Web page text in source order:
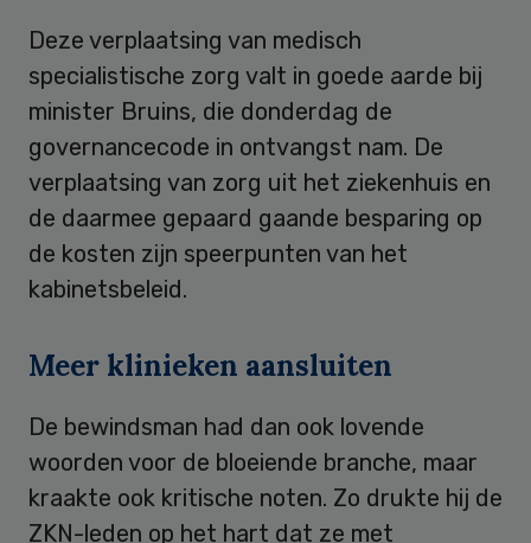
Deze verplaatsing van medisch
specialistische zorg valt in goede aarde bij
minister Bruins, die donderdag de
governancecode in ontvangst nam. De
verplaatsing van zorg uit het ziekenhuis en
de daarmee gepaard gaande besparing op
de kosten zijn speerpunten van het
kabinetsbeleid.
Meer klinieken aansluiten
De bewindsman had dan ook lovende
woorden voor de bloeiende branche, maar
kraakte ook kritische noten. Zo drukte hij de
ZKN-leden op het hart dat ze met